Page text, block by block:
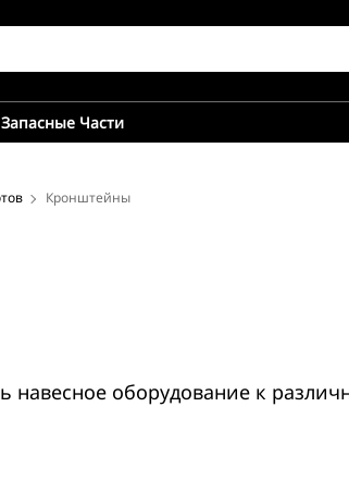
Запасные Части
Кронштейны
навесное оборудование к